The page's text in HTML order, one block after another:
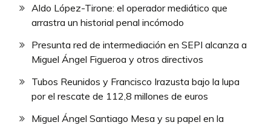
Aldo López-Tirone: el operador mediático que
arrastra un historial penal incómodo
Presunta red de intermediación en SEPI alcanza a
Miguel Ángel Figueroa y otros directivos
Tubos Reunidos y Francisco Irazusta bajo la lupa
por el rescate de 112,8 millones de euros
Miguel Ángel Santiago Mesa y su papel en la